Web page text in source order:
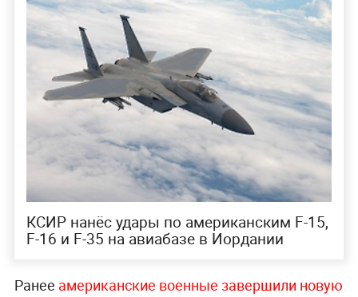
КСИР нанёс удары по американским F-15,
F-16 и F-35 на авиабазе в Иордании
Ранее американские военные завершили новую